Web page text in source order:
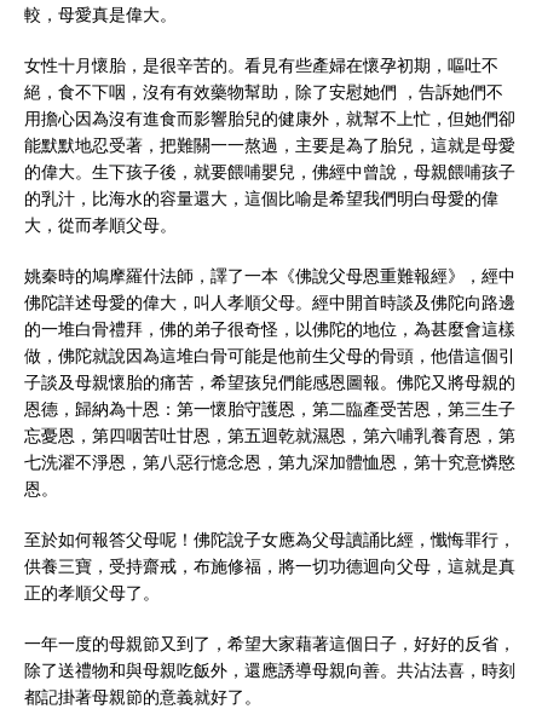
較，母愛真是偉大。
女性十月懷胎，是很辛苦的。看見有些產婦在懷孕初期，嘔吐不
絕，食不下咽，沒有有效藥物幫助，除了安慰她們 ，告訴她們不
用擔心因為沒有進食而影響胎兒的健康外，就幫不上忙，但她們卻
能默默地忍受著，把難關一一熬過，主要是為了胎兒，這就是母愛
的偉大。生下孩子後，就要餵哺嬰兒，佛經中曾說，母親餵哺孩子
的乳汁，比海水的容量還大，這個比喻是希望我們明白母愛的偉
大，從而孝順父母。
姚秦時的鳩摩羅什法師，譯了一本《佛說父母恩重難報經》，經中
佛陀詳述母愛的偉大，叫人孝順父母。經中開首時談及佛陀向路邊
的一堆白骨禮拜，佛的弟子很奇怪，以佛陀的地位，為甚麼會這樣
做，佛陀就說因為這堆白骨可能是他前生父母的骨頭，他借這個引
子談及母親懷胎的痛苦，希望孩兒們能感恩圖報。佛陀又將母親的
恩德，歸納為十恩：第一懷胎守護恩，第二臨產受苦恩，第三生子
忘憂恩，第四咽苦吐甘恩，第五迴乾就濕恩，第六哺乳養育恩，第
七洗濯不淨恩，第八惡行憶念恩，第九深加體恤恩，第十究意憐愍
恩。
至於如何報答父母呢！佛陀說子女應為父母讀誦比經，懺悔罪行，
供養三寶，受持齋戒，布施修福，將一切功德迴向父母，這就是真
正的孝順父母了。
一年一度的母親節又到了，希望大家藉著這個日子，好好的反省，
除了送禮物和與母親吃飯外，還應誘導母親向善。共沾法喜，時刻
都記掛著母親節的意義就好了。